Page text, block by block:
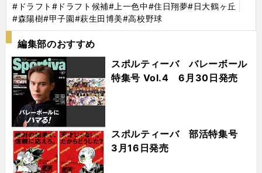
#ドラフト #ドラフト候補#上一色中#住日翔夢#日大鶴ヶ丘
#森陽樹#甲子園#萩生田博美#高校野球
編集部のおすすめ
スポルティーバ バレーボール
特集号 Vol.4 6月30日発売
スポルティーバ 部活特集号
3月16日発売